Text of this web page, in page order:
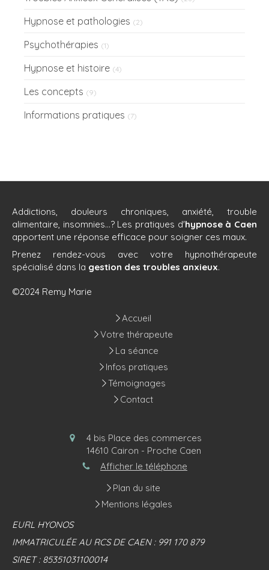
Hypnose et pathologies (2)
Psychothérapies (1)
Hypnose et histoire (4)
Les concepts (9)
Informations pratiques (7)
Addictions, douleurs chroniques, anxiété, trouble
alimentaire, insomnies...? Les pratiques d'hypnose à Caen
apportent une réponse efficace pour soigner ces maux.
Prenez rendez-vous avec votre hypnothérapeute
spécialisé dans la gestion des troubles anxieux.
©2024 Remy Marie
Accueil
Votre thérapeute
La séance
Infos pratiques
Témoignages
Contact
4 bis Place des commerces
14610 Cairon - Proche Caen
Afficher le téléphone
Plan du site
Mentions légales
EURL HYONOS
IMMATRICULÉE AU RCS DE CAEN : 991 170 879
SIRET : 85351031100014